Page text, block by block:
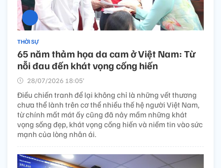
THỜI SỰ
65 năm thảm họa da cam ở Việt Nam: Từ
nỗi đau đến khát vọng cống hiến
28/07/2026 18:05’
Điều chiến tranh để lại không chỉ là những vết thương
chưa thể lành trên cơ thể nhiều thế hệ người Việt Nam,
từ chính mất mát ấy cũng đã nảy mầm những khát
vọng sống đẹp, khát vọng cống hiến và niềm tin vào sức
mạnh của lòng nhân ái.